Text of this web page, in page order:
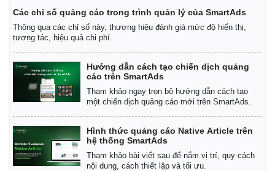
Pháp luật
Tin nóng
Tư vấn luật
Việt Nam
Các chỉ số quảng cáo trong trình quản lý của SmartAds
Thông qua các chỉ số này, thương hiệu đánh giá mức độ hiển thị,
tương tác, hiệu quả chi phí.
Hướng dẫn cách tạo chiến dịch quảng
cáo trên SmartAds
Tham khảo ngay trọn bộ hướng dẫn cách tạo
một chiến dịch quảng cáo mới trên SmartAds.
Hình thức quảng cáo Native Article trên
hệ thống SmartAds
Tham khảo bài viết sau để nắm vị trí, quy cách
nội dung, cách thiết lập và tối ưu.